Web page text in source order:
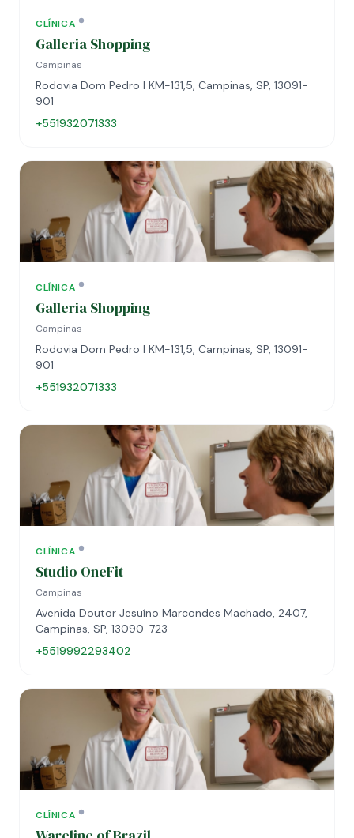
CLÍNICA
Galleria Shopping
Campinas
Rodovia Dom Pedro I KM-131,5, Campinas, SP, 13091-
901
+551932071333
CLÍNICA
Galleria Shopping
Campinas
Rodovia Dom Pedro I KM-131,5, Campinas, SP, 13091-
901
+551932071333
CLÍNICA
Studio OneFit
Campinas
Avenida Doutor Jesuíno Marcondes Machado, 2407,
Campinas, SP, 13090-723
+5519992293402
CLÍNICA